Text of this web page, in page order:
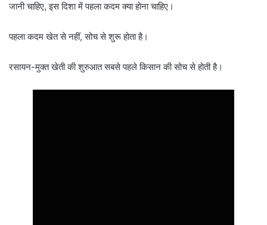
जानी चाहिए, इस दिशा में पहला कदम क्या होना चाहिए।
पहला कदम खेत से नहीं, सोच से शुरू होता है।
रसायन-मुक्त खेती की शुरुआत सबसे पहले किसान की सोच से होती है।